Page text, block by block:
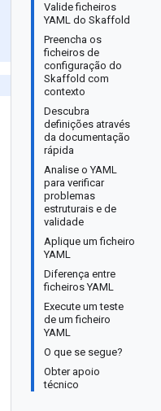
Valide ficheiros
YAML do Skaffold
Preencha os
ficheiros de
configuração do
Skaffold com
contexto
Descubra
definições através
da documentação
rápida
Analise o YAML
para verificar
problemas
estruturais e de
validade
Aplique um ficheiro
YAML
Diferença entre
ficheiros YAML
Execute um teste
de um ficheiro
YAML
O que se segue?
Obter apoio
técnico